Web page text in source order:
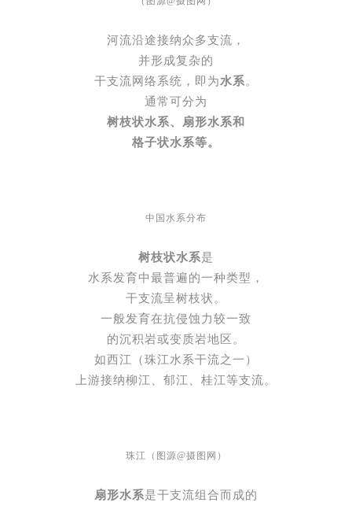
河流沿途接纳众多支流，
并形成复杂的
干支流网络系统，即为水系。
通常可分为
树枝状水系、 扇形水系和
格子状水系等。
中国水系分布
树枝状水系是
水系发育中最普遍的一种类型，
干支流呈树枝状。
一般发育在抗侵蚀力较一致
的沉积岩或变质岩地区。
如西江（珠江水系干流之一）
上游接纳柳江、郁江、桂江等支流。
珠江（图源@摄图网）
扇形水系是干支流组合而成的